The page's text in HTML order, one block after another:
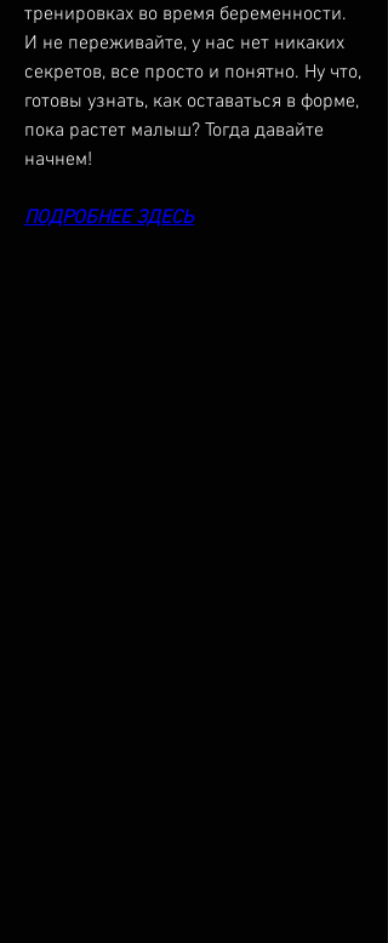
тренировках во время беременности.
И не переживайте, у нас нет никаких
секретов, все просто и понятно. Ну что,
готовы узнать, как оставаться в форме,
пока растет малыш? Тогда давайте
начнем!
ПОДРОБНЕЕ ЗДЕСЬ